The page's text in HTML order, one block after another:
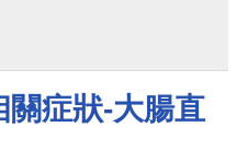
關症狀-大腸直